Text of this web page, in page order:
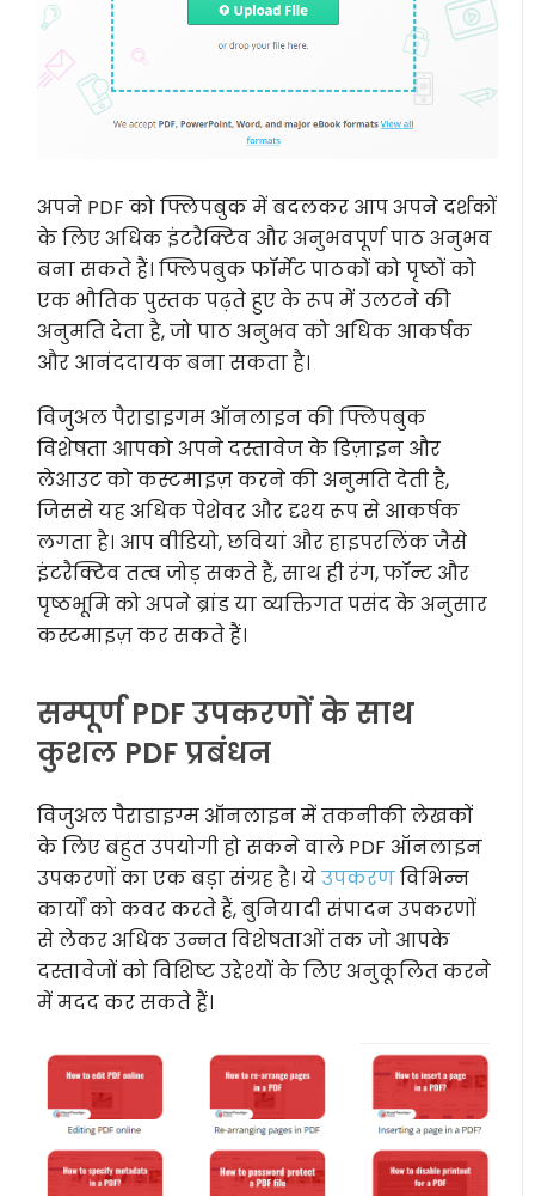
अपने PDF को फ्लिपबुक में बदलकर आप अपने दर्शकों
के लिए अधिक इंटरैक्टिव और अनुभवपूर्ण पाठ अनुभव
बना सकते हैं। फ्लिपबुक फॉर्मेट पाठकों को पृष्ठों को
एक भौतिक पुस्तक पढ़ते हुए के रूप में उलटने की
अनुमति देता है, जो पाठ अनुभव को अधिक आकर्षक
और आनंददायक बना सकता है।
विजुअल पैराडाइगम ऑनलाइन की फ्लिपबुक
विशेषता आपको अपने दस्तावेज के डिज़ाइन और
लेआउट को कस्टमाइज़ करने की अनुमति देती है,
जिससे यह अधिक पेशेवर और दृश्य रूप से आकर्षक
लगता है। आप वीडियो, छवियां और हाइपरलिंक जैसे
इंटरैक्टिव तत्व जोड़ सकते हैं, साथ ही रंग, फॉन्ट और
पृष्ठभूमि को अपने ब्रांड या व्यक्तिगत पसंद के अनुसार
कस्टमाइज़ कर सकते हैं।
सम्पूर्ण PDF उपकरणों के साथ
कुशल PDF प्रबंधन
विजुअल पैराडाइग्म ऑनलाइन में तकनीकी लेखकों
के लिए बहुत उपयोगी हो सकने वाले PDF ऑनलाइन
उपकरणों का एक बड़ा संग्रह है। येउपकरणविभिन्न
कार्यों को कवर करते हैं, बुनियादी संपादन उपकरणों
से लेकर अधिक उन्नत विशेषताओं तक जो आपके
दस्तावेजों को विशिष्ट उद्देश्यों के लिए अनुकूलित करने
में मदद कर सकते हैं।